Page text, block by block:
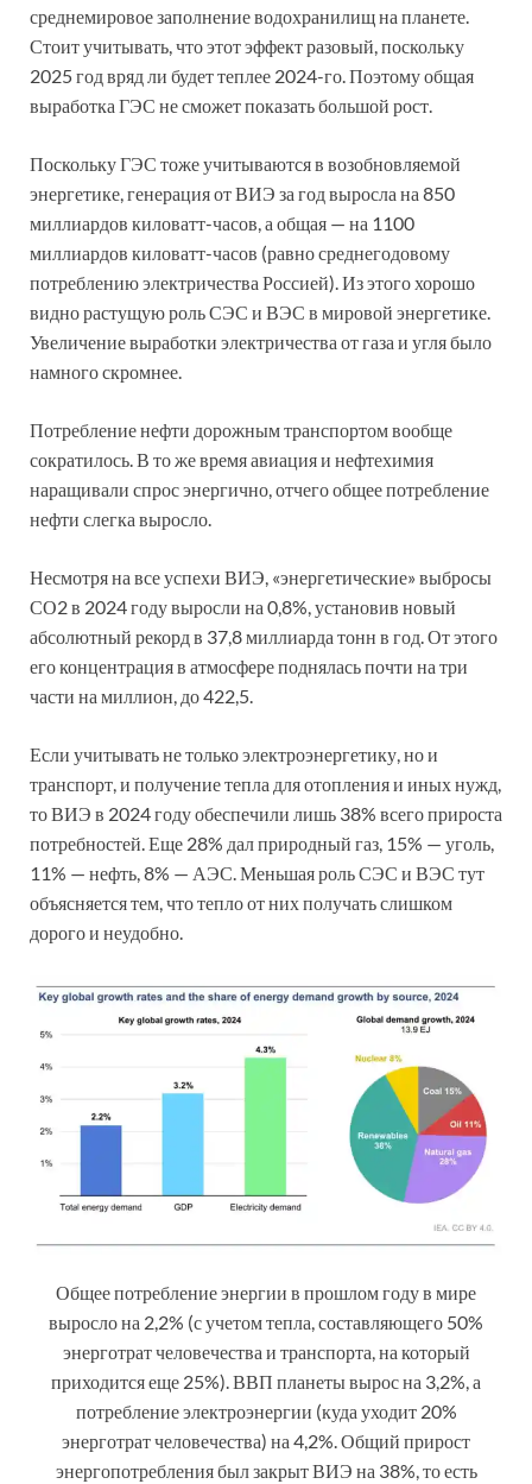
среднемировое заполнение водохранилищ на планете.
Стоит учитывать, что этот эффект разовый, поскольку
2025 год вряд ли будет теплее 2024-го. Поэтому общая
выработка ГЭС не сможет показать большой рост.
Поскольку ГЭС тоже учитываются в возобновляемой
энергетике, генерация от ВИЭ за год выросла на 850
миллиардов киловатт-часов, а общая — на 1100
миллиардов киловатт-часов (равно среднегодовому
потреблению электричества Россией). Из этого хорошо
видно растущую роль СЭС и ВЭС в мировой энергетике.
Увеличение выработки электричества от газа и угля было
намного скромнее.
Потребление нефти дорожным транспортом вообще
сократилось. В то же время авиация и нефтехимия
наращивали спрос энергично, отчего общее потребление
нефти слегка выросло.
Несмотря на все успехи ВИЭ, «энергетические» выбросы
СО2 в 2024 году выросли на 0,8%, установив новый
абсолютный рекорд в 37,8 миллиарда тонн в год. От этого
его концентрация в атмосфере поднялась почти на три
части на миллион, до 422,5.
Если учитывать не только электроэнергетику, но и
транспорт, и получение тепла для отопления и иных нужд,
то ВИЭ в 2024 году обеспечили лишь 38% всего прироста
потребностей. Еще 28% дал природный газ, 15% — уголь,
11% — нефть, 8% — АЭС. Меньшая роль СЭС и ВЭС тут
объясняется тем, что тепло от них получать слишком
дорого и неудобно.
Общее потребление энергии в прошлом году в мире
выросло на 2,2% (с учетом тепла, составляющего 50%
энерготрат человечества и транспорта, на который
приходится еще 25%). ВВП планеты вырос на 3,2%, а
потребление электроэнергии (куда уходит 20%
энерготрат человечества) на 4,2%. Общий прирост
энергопотребления был закрыт ВИЭ на 38%, то есть